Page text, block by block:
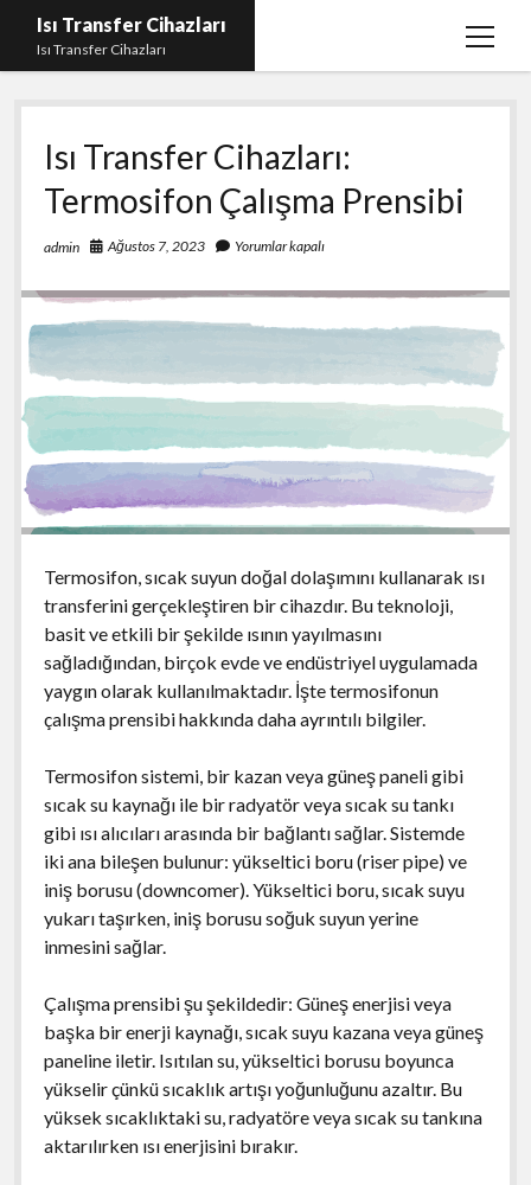
Isı Transfer Cihazları
Isı Transfer Cihazları
menüyü
Instagram Bayan Takipçi Yükseltme Hilesi Parasız
Instagram Beğeni Yükseltme Ücretsiz
instagram gizli hesap görme uygulaması
Liste
Youtube Yorum Hilesi Gerçek
Isı Transfer Cihazları:
Termosifon Çalışma Prensibi
admin Ağustos 7, 2023 Yorumlar kapalı
Termosifon, sıcak suyun doğal dolaşımını kullanarak ısı
transferini gerçekleştiren bir cihazdır. Bu teknoloji,
basit ve etkili bir şekilde ısının yayılmasını
sağladığından, birçok evde ve endüstriyel uygulamada
yaygın olarak kullanılmaktadır. İşte termosifonun
çalışma prensibi hakkında daha ayrıntılı bilgiler.
Termosifon sistemi, bir kazan veya güneş paneli gibi
sıcak su kaynağı ile bir radyatör veya sıcak su tankı
gibi ısı alıcıları arasında bir bağlantı sağlar. Sistemde
iki ana bileşen bulunur: yükseltici boru (riser pipe) ve
iniş borusu (downcomer). Yükseltici boru, sıcak suyu
yukarı taşırken, iniş borusu soğuk suyun yerine
inmesini sağlar.
Çalışma prensibi şu şekildedir: Güneş enerjisi veya
başka bir enerji kaynağı, sıcak suyu kazana veya güneş
paneline iletir. Isıtılan su, yükseltici borusu boyunca
yükselir çünkü sıcaklık artışı yoğunluğunu azaltır. Bu
yüksek sıcaklıktaki su, radyatöre veya sıcak su tankına
aktarılırken ısı enerjisini bırakır.